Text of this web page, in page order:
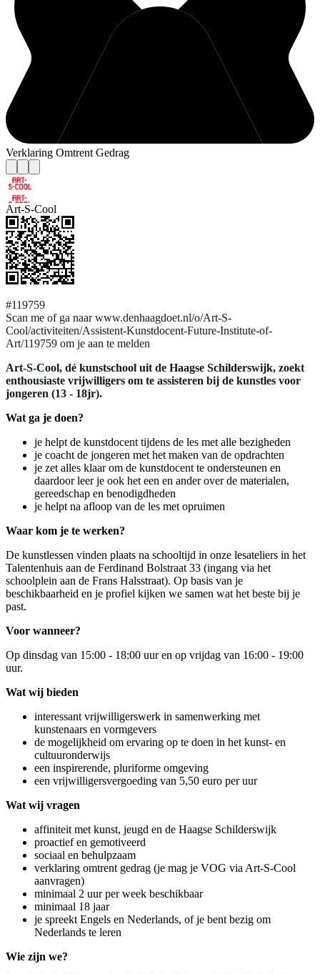
Verklaring Omtrent Gedrag
Art-S-Cool
#119759
Scan me of ga naar www.denhaagdoet.nl/o/Art-S-
Cool/activiteiten/Assistent-Kunstdocent-Future-Institute-of-
Art/119759 om je aan te melden
Art-S-Cool, dé kunstschool uit de Haagse Schilderswijk, zoekt
enthousiaste vrijwilligers om te assisteren bij de kunstles voor
jongeren (13 - 18jr).
Wat ga je doen?
je helpt de kunstdocent tijdens de les met alle bezigheden
je coacht de jongeren met het maken van de opdrachten
je zet alles klaar om de kunstdocent te ondersteunen en
daardoor leer je ook het een en ander over de materialen,
gereedschap en benodigdheden
je helpt na afloop van de les met opruimen
Waar kom je te werken?
De kunstlessen vinden plaats na schooltijd in onze lesateliers in het
Talentenhuis aan de Ferdinand Bolstraat 33 (ingang via het
schoolplein aan de Frans Halsstraat). Op basis van je
beschikbaarheid en je profiel kijken we samen wat het beste bij je
past.
Voor wanneer?
Op dinsdag van 15:00 - 18:00 uur en op vrijdag van 16:00 - 19:00
uur.
Wat wij bieden
interessant vrijwilligerswerk in samenwerking met
kunstenaars en vormgevers
de mogelijkheid om ervaring op te doen in het kunst- en
cultuuronderwijs
een inspirerende, pluriforme omgeving
een vrijwilligersvergoeding van 5,50 euro per uur
Wat wij vragen
affiniteit met kunst, jeugd en de Haagse Schilderswijk
proactief en gemotiveerd
sociaal en behulpzaam
verklaring omtrent gedrag (je mag je VOG via Art-S-Cool
aanvragen)
minimaal 2 uur per week beschikbaar
minimaal 18 jaar
je spreekt Engels en Nederlands, of je bent bezig om
Nederlands te leren
Wie zijn we?